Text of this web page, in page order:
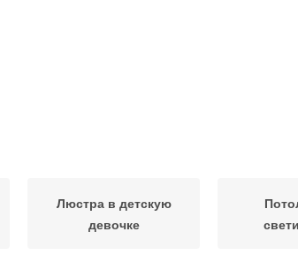
Люстра в детскую
девочке